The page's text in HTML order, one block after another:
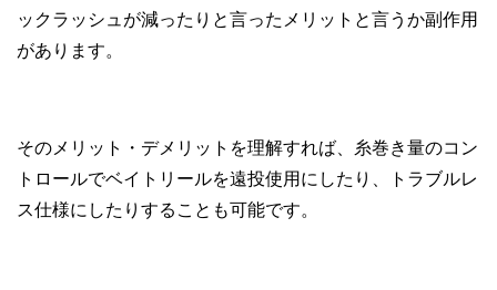
ックラッシュが減ったりと言ったメリットと言うか副作用
があります。
そのメリット・デメリットを理解すれば、糸巻き量のコン
トロールでベイトリールを遠投使用にしたり、トラブルレ
ス仕様にしたりすることも可能です。